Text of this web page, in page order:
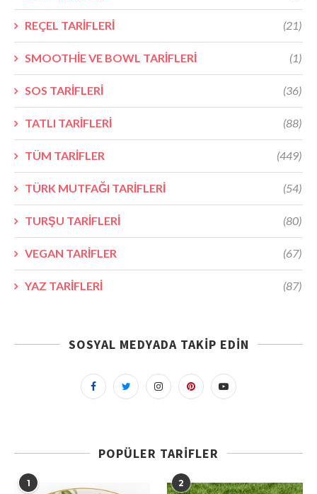
REÇEL TARİFLERİ (21)
SMOOTHİE VE BOWL TARİFLERİ (1)
SOS TARİFLERİ (36)
TATLI TARİFLERİ (88)
TÜM TARİFLER (449)
TÜRK MUTFAĞI TARİFLERİ (54)
TURŞU TARİFLERİ (80)
VEGAN TARİFLER (67)
YAZ TARİFLERİ (87)
SOSYAL MEDYADA TAKIP EDIN
POPÜLER TARIFLER
1 2